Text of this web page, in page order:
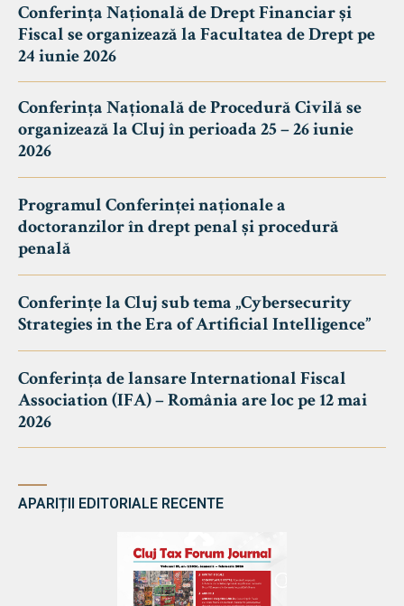
Conferința Națională de Drept Financiar și
Fiscal se organizează la Facultatea de Drept pe
24 iunie 2026
Conferința Națională de Procedură Civilă se
organizează la Cluj în perioada 25 – 26 iunie
2026
Programul Conferinței naționale a
doctoranzilor în drept penal și procedură
penală
Conferințe la Cluj sub tema „Cybersecurity
Strategies in the Era of Artificial Intelligence”
Conferința de lansare International Fiscal
Association (IFA) – România are loc pe 12 mai
2026
APARIȚII EDITORIALE RECENTE